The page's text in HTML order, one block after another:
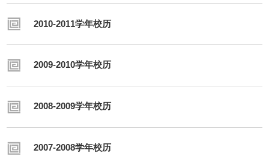
2010-2011学年校历
2009-2010学年校历
2008-2009学年校历
2007-2008学年校历